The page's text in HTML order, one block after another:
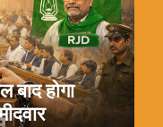
बाद होगा